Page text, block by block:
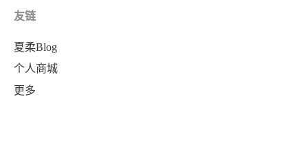
友链
夏柔Blog
个人商城
更多